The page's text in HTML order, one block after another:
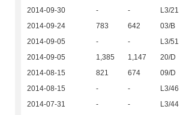
2014-09-30
- - L3/21
2014-09-24
783 642 03/B
2014-09-05
- - L3/51
2014-09-05
1,385 1,147 20/D
2014-08-15
821 674 09/D
2014-08-15
- - L3/46
2014-07-31
- - L3/44